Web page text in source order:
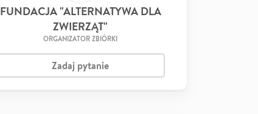
FUNDACJA "ALTERNATYWA DLA
ZWIERZĄT"
ORGANIZATOR ZBIÓRKI
Zadaj pytanie